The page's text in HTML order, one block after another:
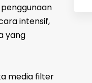
intensif,
yang
media filter